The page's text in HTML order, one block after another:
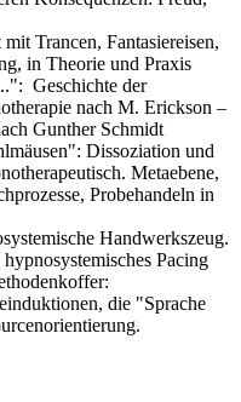
Trancen, Fantasiereisen,
in Theorie und Praxis
Geschichte der
nach M. Erickson –
Gunther Schmidt
Dissoziation und
Metaebene,
Probehandeln in
Handwerkszeug.
Pacing
die "Sprache